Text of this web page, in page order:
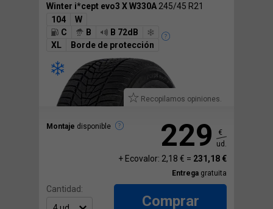
Winter i*cept evo3 X W330A 245/45 R21
104
W
C
B
B 72dB
XL
Borde de protección
Recopilamos opiniones.
Montaje disponible 229
€
ud.
+ Ecovalor: 2,18 € = 231,18 €
Entrega gratuita
Cantidad:
Comprar